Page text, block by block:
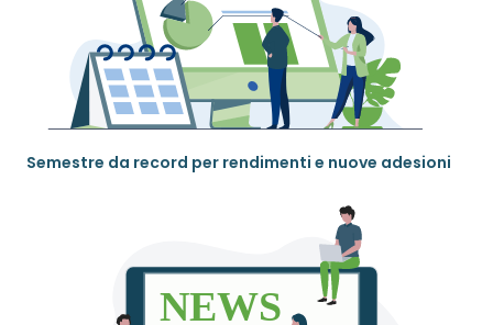
Semestre da record per rendimenti e nuove adesioni